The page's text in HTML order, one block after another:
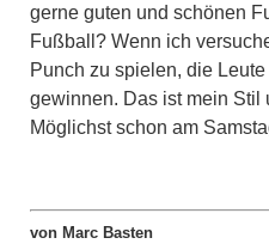
gerne guten und schönen
Fußball? Wenn ich
Punch zu spielen, die
gewinnen. Das ist mein Stil
Möglichst schon am
von Marc Basten